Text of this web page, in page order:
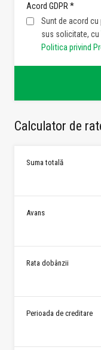
Acord GDPR*
Sunt de acord
sus solicitate, cu
Politica privind
Calculator de
Suma totală
Avans
Rata dobânzii
Perioada de creditare